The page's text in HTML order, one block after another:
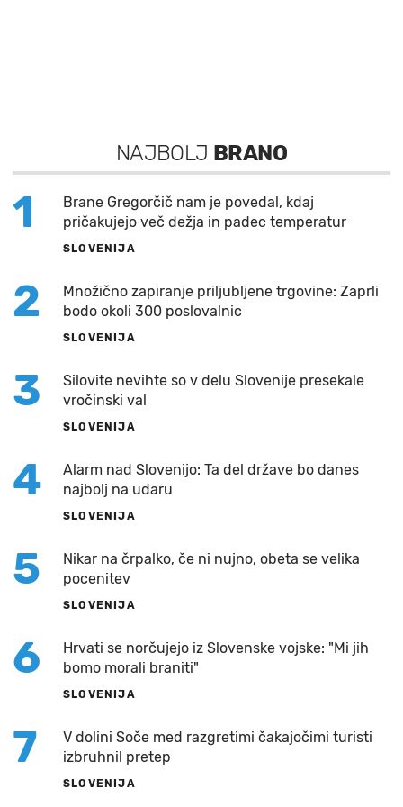
NAJBOLJ BRANO
1
Brane Gregorčič nam je povedal, kdaj
pričakujejo več dežja in padec temperatur
SLOVENIJA
2
Množično zapiranje priljubljene trgovine: Zaprli
bodo okoli 300 poslovalnic
SLOVENIJA
3
Silovite nevihte so v delu Slovenije presekale
vročinski val
SLOVENIJA
4
Alarm nad Slovenijo: Ta del države bo danes
najbolj na udaru
SLOVENIJA
5
Nikar na črpalko, če ni nujno, obeta se velika
pocenitev
SLOVENIJA
6
Hrvati se norčujejo iz Slovenske vojske: "Mi jih
bomo morali braniti"
SLOVENIJA
7
V dolini Soče med razgretimi čakajočimi turisti
izbruhnil pretep
SLOVENIJA